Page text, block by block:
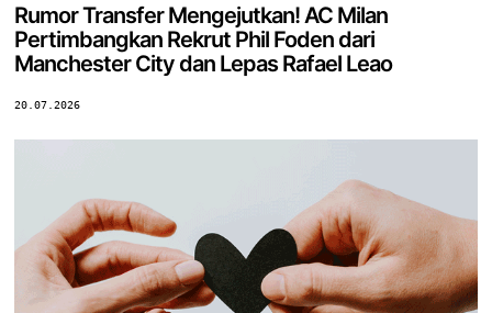
Rumor Transfer Mengejutkan! AC Milan
Pertimbangkan Rekrut Phil Foden dari
Manchester City dan Lepas Rafael Leao
20.07.2026